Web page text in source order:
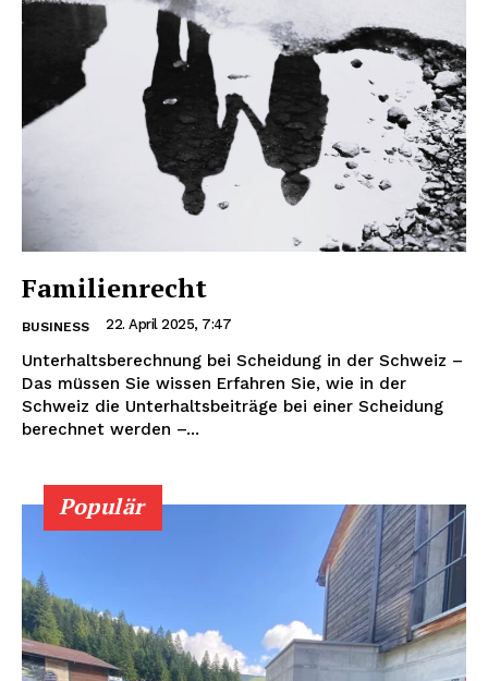
Familienrecht
BUSINESS 22. April 2025, 7:47
Unterhaltsberechnung bei Scheidung in der Schweiz –
Das müssen Sie wissen Erfahren Sie, wie in der
Schweiz die Unterhaltsbeiträge bei einer Scheidung
berechnet werden –...
Populär